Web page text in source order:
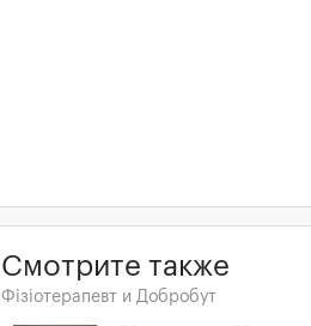
Смотрите также
Фізіотерапевт и Добробут